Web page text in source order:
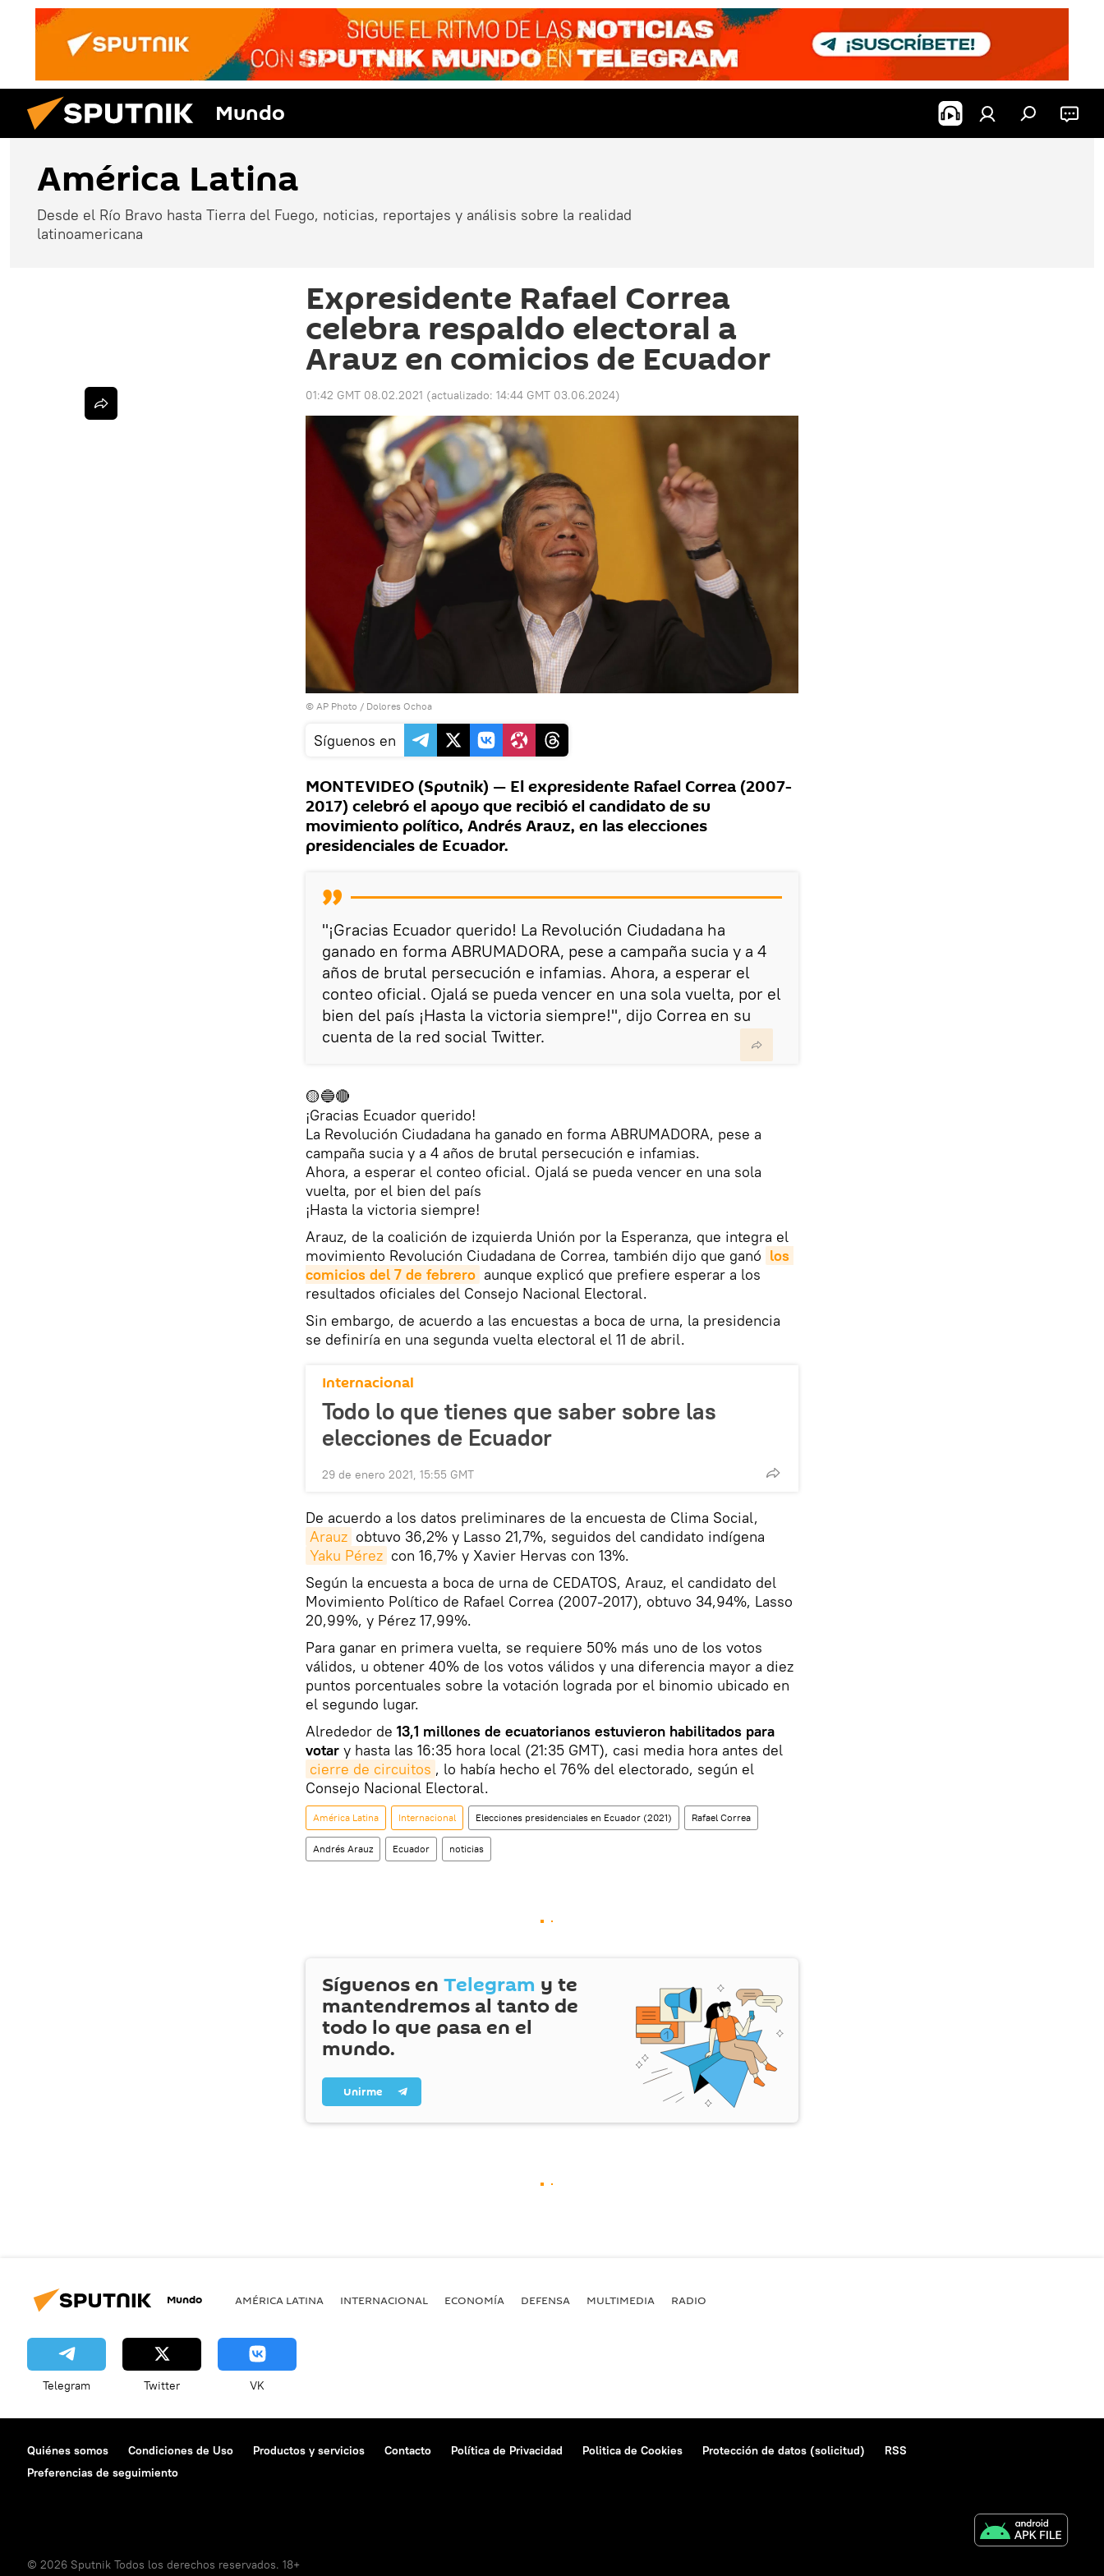
Mundo
América Latina
Desde el Río Bravo hasta Tierra del Fuego, noticias, reportajes y análisis sobre la realidad
latinoamericana
Expresidente Rafael Correa
celebra respaldo electoral a
Arauz en comicios de Ecuador
01:42 GMT 08.02.2021 (actualizado: 14:44 GMT 03.06.2024)
© AP Photo / Dolores Ochoa
Síguenos en
MONTEVIDEO (Sputnik) — El expresidente Rafael Correa (2007-
2017) celebró el apoyo que recibió el candidato de su
movimiento político, Andrés Arauz, en las elecciones
presidenciales de Ecuador.
"¡Gracias Ecuador querido! La Revolución Ciudadana ha
ganado en forma ABRUMADORA, pese a campaña sucia y a 4
años de brutal persecución e infamias. Ahora, a esperar el
conteo oficial. Ojalá se pueda vencer en una sola vuelta, por el
bien del país ¡Hasta la victoria siempre!", dijo Correa en su
cuenta de la red social Twitter.
🟡🔵🔴
¡Gracias Ecuador querido!
La Revolución Ciudadana ha ganado en forma ABRUMADORA, pese a
campaña sucia y a 4 años de brutal persecución e infamias.
Ahora, a esperar el conteo oficial. Ojalá se pueda vencer en una sola
vuelta, por el bien del país
¡Hasta la victoria siempre!
​Arauz, de la coalición de izquierda Unión por la Esperanza, que integra el
movimiento Revolución Ciudadana de Correa, también dijo que ganó los
comicios del 7 de febrero aunque explicó que prefiere esperar a los
resultados oficiales del Consejo Nacional Electoral.
Sin embargo, de acuerdo a las encuestas a boca de urna, la presidencia
se definiría en una segunda vuelta electoral el 11 de abril.
Internacional
Todo lo que tienes que saber sobre las
elecciones de Ecuador
29 de enero 2021, 15:55 GMT
De acuerdo a los datos preliminares de la encuesta de Clima Social,
Arauz obtuvo 36,2% y Lasso 21,7%, seguidos del candidato indígena
Yaku Pérez con 16,7% y Xavier Hervas con 13%.
Según la encuesta a boca de urna de CEDATOS, Arauz, el candidato del
Movimiento Político de Rafael Correa (2007-2017), obtuvo 34,94%, Lasso
20,99%, y Pérez 17,99%.
Para ganar en primera vuelta, se requiere 50% más uno de los votos
válidos, u obtener 40% de los votos válidos y una diferencia mayor a diez
puntos porcentuales sobre la votación lograda por el binomio ubicado en
el segundo lugar.
Alrededor de 13,1 millones de ecuatorianos estuvieron habilitados para
votar y hasta las 16:35 hora local (21:35 GMT), casi media hora antes del
cierre de circuitos , lo había hecho el 76% del electorado, según el
Consejo Nacional Electoral.
América Latina Internacional Elecciones presidenciales en Ecuador (2021) Rafael Correa
Andrés Arauz Ecuador noticias
Síguenos en Telegram y te
mantendremos al tanto de
todo lo que pasa en el
mundo.
Unirme
Mundo AMÉRICA LATINA INTERNACIONAL ECONOMÍA DEFENSA MULTIMEDIA RADIO
Telegram Twitter VK
Quiénes somos Condiciones de Uso Productos y servicios Contacto Política de Privacidad Politica de Cookies Protección de datos (solicitud)
RSS
Preferencias de seguimiento
© 2026 Sputnik Todos los derechos reservados. 18+